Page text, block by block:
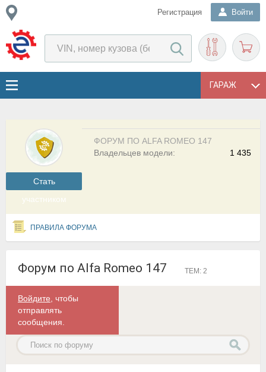
Регистрация Войти
ГАРАЖ
Cтать
участником
ФОРУМ ПО ALFA ROMEO 147
1 435
Владельцев модели:
ПРАВИЛА ФОРУМА
Форум по Alfa Romeo 147 ТЕМ: 2
Войдите , чтобы
отправлять
сообщения.